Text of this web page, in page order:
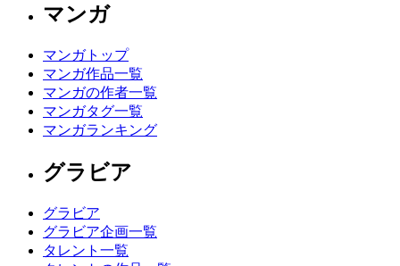
マンガ
マンガトップ
マンガ作品一覧
マンガの作者一覧
マンガタグ一覧
マンガランキング
グラビア
グラビア
グラビア企画一覧
タレント一覧